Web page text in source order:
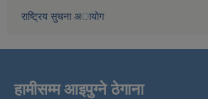
राष्ट्रिय सुचना अायाेग
हामीसम्म आइपुग्ने ठेगाना